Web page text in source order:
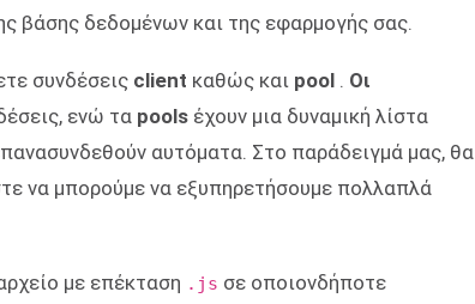
βάσης δεδομένων και της εφαρμογής σας.
συνδέσεις client καθώς και pool . Οι
ενώ τα pools έχουν μια δυναμική λίστα
αυτόματα. Στο παράδειγμά μας, θα
να μπορούμε να εξυπηρετήσουμε πολλαπλά
με επέκταση .js σε οποιονδήποτε